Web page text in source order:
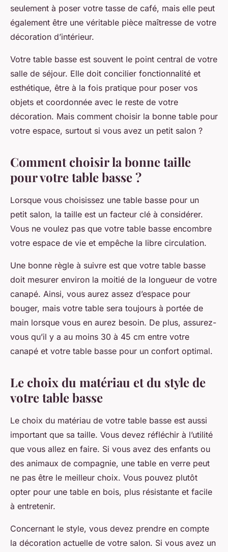
seulement à poser votre tasse de café, mais elle peut
également être une véritable pièce maîtresse de votre
décoration d’intérieur.
Votre table basse est souvent le point central de votre
salle de séjour. Elle doit concilier fonctionnalité et
esthétique, être à la fois pratique pour poser vos
objets et coordonnée avec le reste de votre
décoration. Mais comment choisir la bonne table pour
votre espace, surtout si vous avez un petit salon ?
Comment choisir la bonne taille
pour votre table basse ?
Lorsque vous choisissez une table basse pour un
petit salon, la taille est un facteur clé à considérer.
Vous ne voulez pas que votre table basse encombre
votre espace de vie et empêche la libre circulation.
Une bonne règle à suivre est que votre table basse
doit mesurer environ la moitié de la longueur de votre
canapé. Ainsi, vous aurez assez d’espace pour
bouger, mais votre table sera toujours à portée de
main lorsque vous en aurez besoin. De plus, assurez-
vous qu’il y a au moins 30 à 45 cm entre votre
canapé et votre table basse pour un confort optimal.
Le choix du matériau et du style de
votre table basse
Le choix du matériau de votre table basse est aussi
important que sa taille. Vous devez réfléchir à l’utilité
que vous allez en faire. Si vous avez des enfants ou
des animaux de compagnie, une table en verre peut
ne pas être le meilleur choix. Vous pouvez plutôt
opter pour une table en bois, plus résistante et facile
à entretenir.
Concernant le style, vous devez prendre en compte
la décoration actuelle de votre salon. Si vous avez un